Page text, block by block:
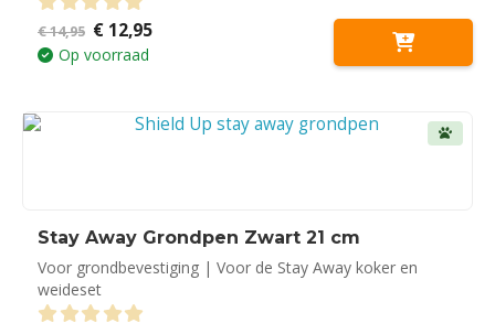
0out of 5
€14,95 Oorspronkelijke
prijs
was:
€12,95Huidige
Op voorraad
Stay Away Grondpen Zwart 21 cm
Voor grondbevestiging | Voor de Stay Away koker en
weideset